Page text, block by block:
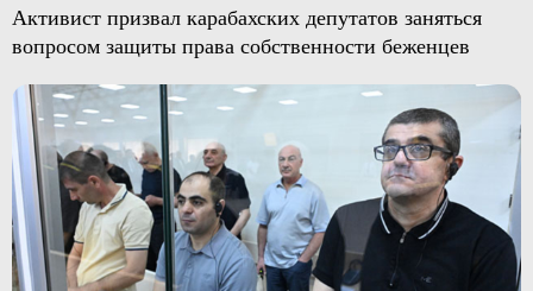
Активист призвал карабахских депутатов заняться
вопросом защиты права собственности беженцев